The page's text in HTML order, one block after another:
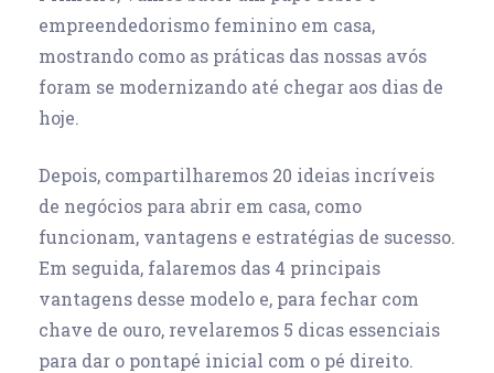
empreendedorismo feminino em casa,
mostrando como as práticas das nossas avós
foram se modernizando até chegar aos dias de
hoje.
Depois, compartilharemos 20 ideias incríveis
de negócios para abrir em casa, como
funcionam, vantagens e estratégias de sucesso.
Em seguida, falaremos das 4 principais
vantagens desse modelo e, para fechar com
chave de ouro, revelaremos 5 dicas essenciais
para dar o pontapé inicial com o pé direito.